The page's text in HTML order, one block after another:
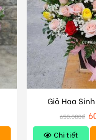
Giỏ Hoa
650.000₫
Chi tiết